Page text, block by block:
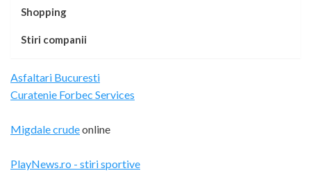
Shopping
Stiri companii
Asfaltari Bucuresti
Curatenie Forbec Services
Migdale crudeonline
PlayNews.ro - stiri sportive